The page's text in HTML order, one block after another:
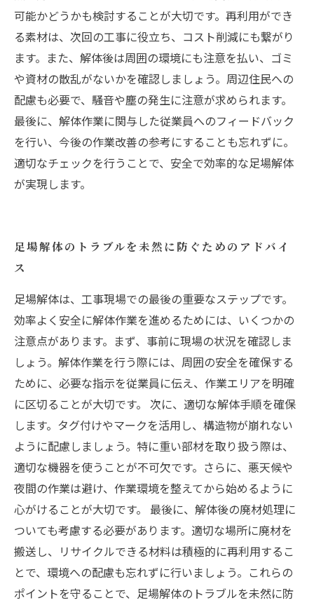
可能かどうかも検討することが大切です。再利用ができ
る素材は、次回の工事に役立ち、コスト削減にも繋がり
ます。また、解体後は周囲の環境にも注意を払い、ゴミ
や資材の散乱がないかを確認しましょう。周辺住民への
配慮も必要で、騒音や塵の発生に注意が求められます。
最後に、解体作業に関与した従業員へのフィードバック
を行い、今後の作業改善の参考にすることも忘れずに。
適切なチェックを行うことで、安全で効率的な足場解体
が実現します。
足場解体のトラブルを未然に防ぐためのアドバイ
ス
足場解体は、工事現場での最後の重要なステップです。
効率よく安全に解体作業を進めるためには、いくつかの
注意点があります。まず、事前に現場の状況を確認しま
しょう。解体作業を行う際には、周囲の安全を確保する
ために、必要な指示を従業員に伝え、作業エリアを明確
に区切ることが大切です。 次に、適切な解体手順を確保
します。タグ付けやマークを活用し、構造物が崩れない
ように配慮しましょう。特に重い部材を取り扱う際は、
適切な機器を使うことが不可欠です。さらに、悪天候や
夜間の作業は避け、作業環境を整えてから始めるように
心がけることが大切です。 最後に、解体後の廃材処理に
ついても考慮する必要があります。適切な場所に廃材を
搬送し、リサイクルできる材料は積極的に再利用するこ
とで、環境への配慮も忘れずに行いましょう。これらの
ポイントを守ることで、足場解体のトラブルを未然に防